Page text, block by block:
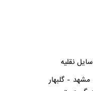
نقلیه
- گلبهار